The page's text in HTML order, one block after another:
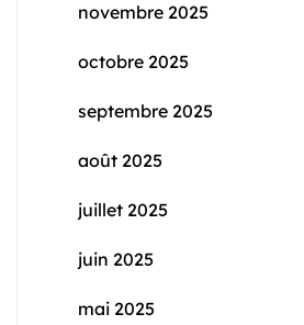
novembre 2025
octobre 2025
septembre 2025
août 2025
juillet 2025
juin 2025
mai 2025